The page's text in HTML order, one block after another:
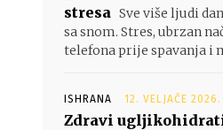
stresa Sve više ljudi
sa snom. Stres, ubrzan
telefona prije spavanja i
ISHRANA 12. VELJAČE 2026.
Zdravi